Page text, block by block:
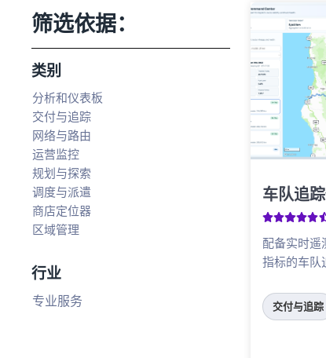
筛选依据：
类别
分析和仪表板
交付与追踪
网络与路由
运营监控
规划与探索
调度与派遣
商店定位器
区域管理
行业
专业服务
车队追
配备实时遥
指标的车队
交付与追踪
点击这里